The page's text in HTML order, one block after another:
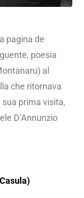
pagina de
poesia
al
che ritornava
sua prima visita,
D’Annunzio